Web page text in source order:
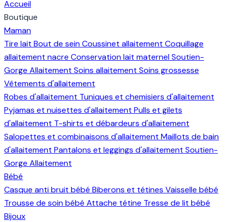
Accueil
Boutique
Maman
Tire lait Bout de seinCoussinet allaitement Coquillage
allaitement nacre Conservation lait maternelSoutien-
Gorge Allaitement Soins allaitement Soins grossesse
Vêtements d'allaitement
Robes d'allaitement Tuniques et chemisiers d'allaitement
Pyjamas et nuisettes d'allaitement Pulls et gilets
d'allaitement T-shirts et débardeurs d'allaitement
Salopettes et combinaisons d'allaitement Maillots de bain
d'allaitement Pantalons et leggings d'allaitement Soutien-
Gorge Allaitement
Bébé
Casque anti bruit bébé Biberons et tétines Vaisselle bébé
Trousse de soin bébé Attache tétine Tresse de lit bébé
Bijoux